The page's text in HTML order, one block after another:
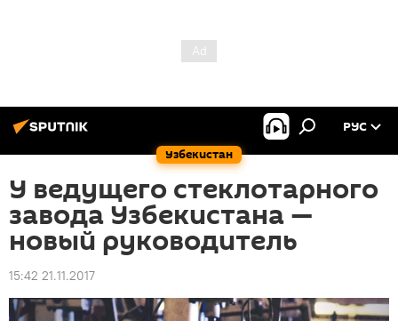
Узбекистан
РУС
У ведущего стеклотарного
завода Узбекистана —
новый руководитель
15:42 21.11.2017